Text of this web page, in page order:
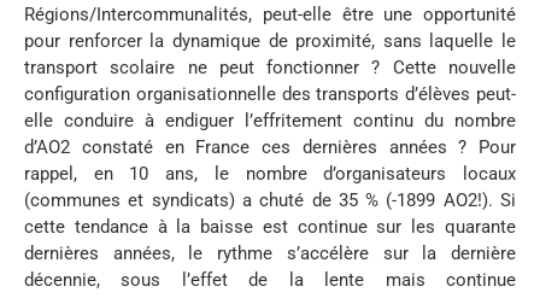
Régions/Intercommunalités, peut-elle être une opportunité
pour renforcer la dynamique de proximité, sans laquelle le
transport scolaire ne peut fonctionner ? Cette nouvelle
configuration organisationnelle des transports d’élèves peut-
elle conduire à endiguer l’effritement continu du nombre
d’AO2 constaté en France ces dernières années ? Pour
rappel, en 10 ans, le nombre d’organisateurs locaux
(communes et syndicats) a chuté de 35 % (-1899 AO2!). Si
cette tendance à la baisse est continue sur les quarante
dernières années, le rythme s’accélère sur la dernière
décennie, sous l’effet de la lente mais continue